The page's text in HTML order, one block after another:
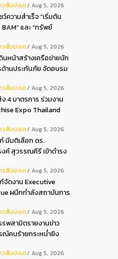
สับปะรด Aug 5, 2026
ว์ความสำเร็จ “เริ่มต้น
และ “ทรัพย์
สับปะรด Aug 5, 2026
นหน้าสร้างเครือข่ายนัก
านประกันภัย จัดอบรม
สับปะรด Aug 5, 2026
4 มาตรการ ร่วมงาน
Expo Thailand
สับปะรด Aug 5, 2026
มีมติเลือก ดร.
ค์ สุวรรณคีรี เข้าดำรง
ชุมวิสามัญผู้ถือหุ้น ครั้ง
สับปะรด Aug 5, 2026
จัดงาน Executive
ผนึกกำลังสถาบันการ
ประสบการณ์กว่า 40 ปี
วามพร้อมองค์กรสู่การ
คารอิสลามแห่งอนาคต
สับปะรด Aug 5, 2026
พสามิตรายงานข่าว
ณ์คนร้ายกระหน่ำยิง
าขามายอ
สับปะรด Aug 5, 2026